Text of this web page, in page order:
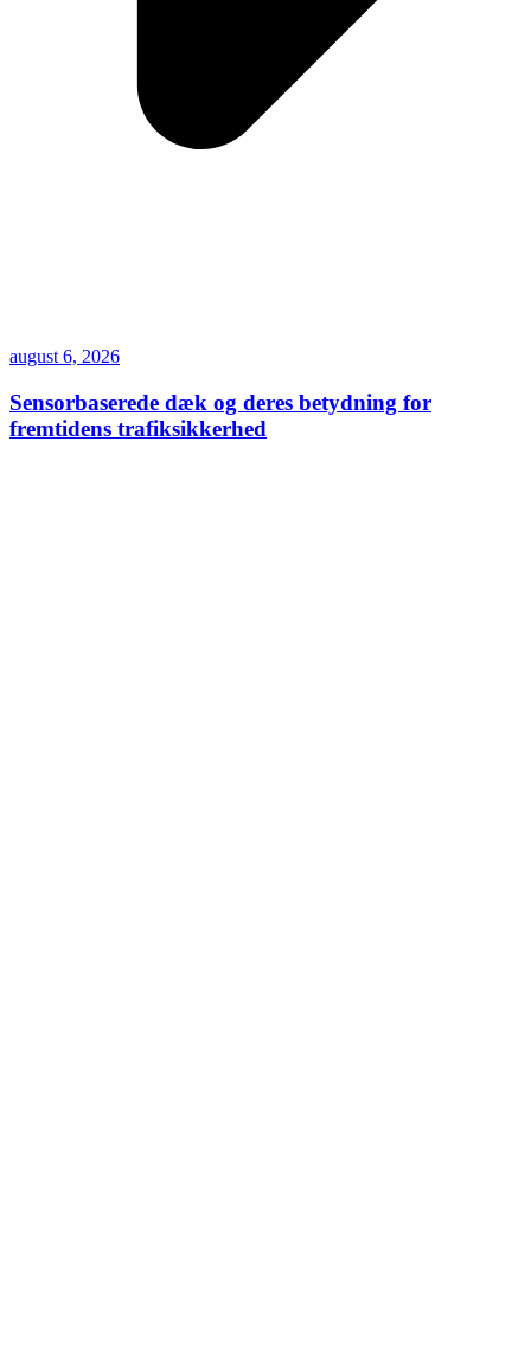
august 6, 2026
Sensorbaserede dæk og deres betydning for
fremtidens trafiksikkerhed